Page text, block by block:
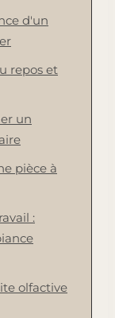
d'un
repos et
un
pièce à
:
olfactive